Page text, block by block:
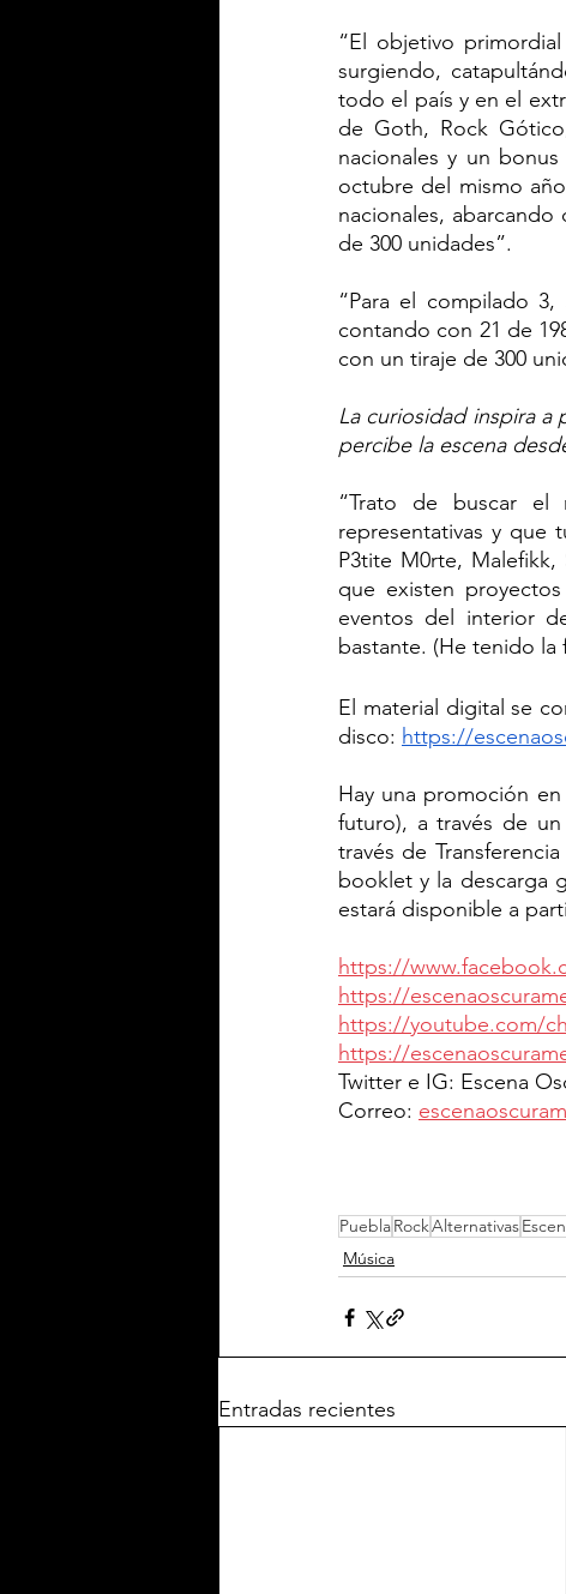
“El objetivo
surgiendo,
todo el país y en el
de Goth, Rock
nacionales y un
octubre del mismo
nacionales,
de 300 unidades”.
“Para el compilado
contando con 21 de
con un tiraje de 300
La curiosidad inspira a
percibe la escena
“Trato de buscar el
representativas y que
P3tite M0rte,
que existen
eventos del interior
bastante. (He tenido la
El material digital se
disco: https://
Hay una promoción
futuro), a través de
través de
booklet y la descarga
estará disponible a
https://
https://
https://youtube.com/
https://
Twitter e IG: Escena
Correo:
PueblaRockAlternativas
Música
Entradas recientes